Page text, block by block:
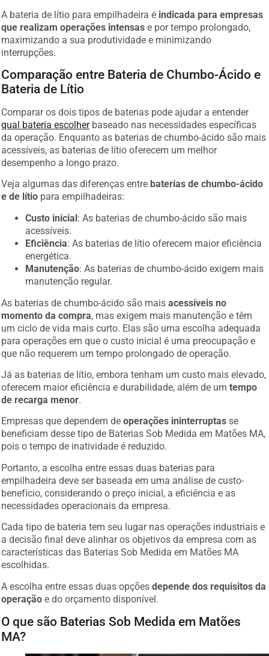
A bateria de lítio para empilhadeira é indicada para empresas
que realizam operações intensas e por tempo prolongado,
maximizando a sua produtividade e minimizando
interrupções.
Comparação entre Bateria de Chumbo-Ácido e
Bateria de Lítio
Comparar os dois tipos de baterias pode ajudar a entender
qual bateria escolherbaseado nas necessidades específicas
da operação. Enquanto as baterias de chumbo-ácido são mais
acessíveis, as baterias de lítio oferecem um melhor
desempenho a longo prazo.
Veja algumas das diferenças entre baterias de chumbo-ácido
e de lítio para empilhadeiras:
Custo inicial: As baterias de chumbo-ácido são mais
acessíveis.
Eficiência: As baterias de lítio oferecem maior eficiência
energética.
Manutenção: As baterias de chumbo-ácido exigem mais
manutenção regular.
As baterias de chumbo-ácido são maisacessíveis no
momento da compra, mas exigem mais manutenção e têm
um ciclo de vida mais curto. Elas são uma escolha adequada
para operações em que o custo inicial é uma preocupação e
que não requerem um tempo prolongado de operação.
Já as baterias de lítio, embora tenham um custo mais elevado,
oferecem maior eficiência e durabilidade, além de umtempo
de recarga menor.
Empresas que dependem deoperações ininterruptas se
beneficiam desse tipo de Baterias Sob Medida em Matões MA,
pois o tempo de inatividade é reduzido.
Portanto, a escolha entre essas duas baterias para
empilhadeira deve ser baseada em uma análise de custo-
benefício, considerando o preço inicial, a eficiência e as
necessidades operacionais da empresa.
Cada tipo de bateria tem seu lugar nas operações industriais e
a decisão final deve alinhar os objetivos da empresa com as
características das Baterias Sob Medida em Matões MA
escolhidas.
A escolha entre essas duas opçõesdepende dos requisitos da
operação e do orçamento disponível.
O que são Baterias Sob Medida em Matões
MA?